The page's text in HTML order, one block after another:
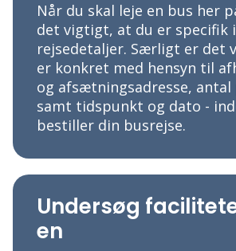
Når du skal leje en bus her
det vigtigt, at du er specifik
rejsedetaljer. Særligt er det
er konkret med hensyn til
og afsætningsadresse, antal
samt tidspunkt og dato -
bestiller din busrejse.
Undersøg
en